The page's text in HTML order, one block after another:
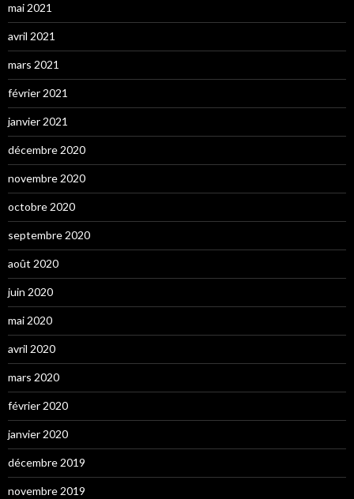
mai 2021
avril 2021
mars 2021
février 2021
janvier 2021
décembre 2020
novembre 2020
octobre 2020
septembre 2020
août 2020
juin 2020
mai 2020
avril 2020
mars 2020
février 2020
janvier 2020
décembre 2019
novembre 2019